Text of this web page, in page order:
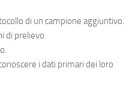
di un campione aggiuntivo.
di prelievo.
i dati primari dei loro